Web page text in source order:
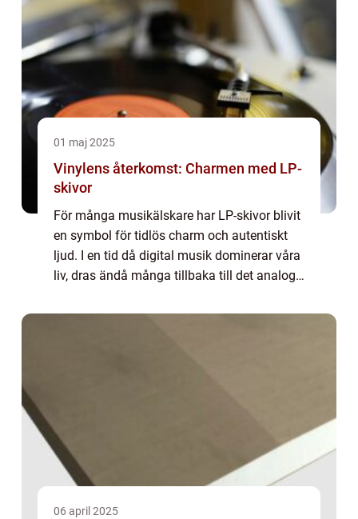
01 maj 2025
Vinylens återkomst: Charmen med LP-
skivor
För många musikälskare har LP-skivor blivit
en symbol för tidlös charm och autentiskt
ljud. I en tid då digital musik dominerar våra
liv, dras ändå många tillbaka till det analoga
06 april 2025